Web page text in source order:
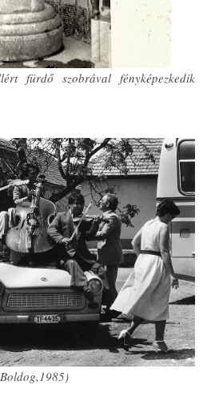
fürdő szobrával fényképezkedik